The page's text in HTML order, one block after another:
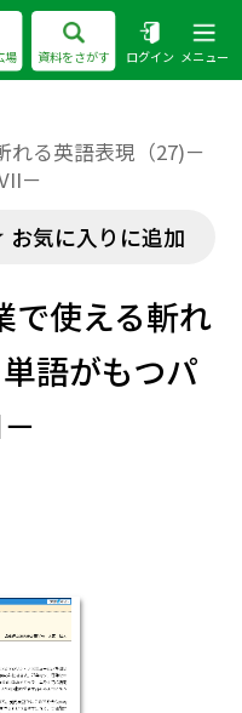
場 資料をさがす ログイン メニュー
れる英語表現（27)－
－
お気に入りに追加
で使える斬れ
語がもつパ